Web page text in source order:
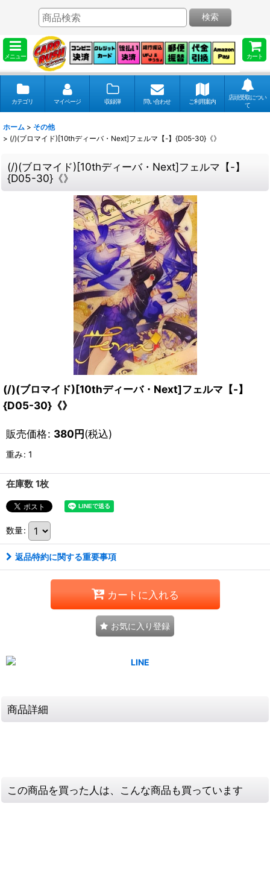
メニュー カート
検索
カテゴリ マイページ 収録弾 問い合わせ ご利用案内
店頭受取につい
て
ホーム > その他
> (/)(ブロマイド)[10thディーバ・Next]フェルマ【-】{D05-30}《》
(/)(ブロマイド)[10thディーバ・Next]フェルマ【-】
{D05-30}《》
(/)(ブロマイド)[10thディーバ・Next]フェルマ【-】
{D05-30}《》
販売価格: 380円(税込)
重み: 1
在庫数 1枚
数量:
返品特約に関する重要事項
カートに入れる
お気に入り登録
商品詳細
この商品を買った人は、こんな商品も買っています